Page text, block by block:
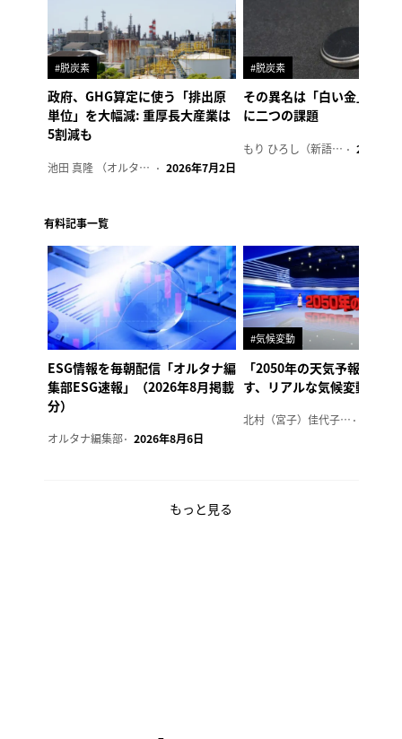
#脱炭素
政府、GHG算定に使う「排出原
単位」を大幅減: 重厚長大産業は
5割減も
池田 真隆 （オルタナ輪番編集長） 2026年7月2日
#脱炭素
その異名は「白い金」、リ
に二つの課題
もり ひろし（新語ウォッチャー） 2023年7
有料記事一覧
ESG情報を毎朝配信「オルタナ編
集部ESG速報」（2026年8月掲載
分）
オルタナ編集部 2026年8月6日
#気候変動
「2050年の天気予報 Ver.2
す、リアルな気候変動の影
北村（宮子）佳代子（オルタナ輪番編集長）
もっと見る